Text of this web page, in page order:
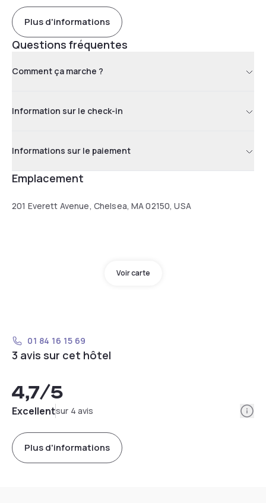
Plus d'informations
Questions fréquentes
Comment ça marche ?
Information sur le check-in
Informations sur le paiement
Emplacement
201 Everett Avenue, Chelsea, MA 02150, USA
Voir carte
01 84 16 15 69
3 avis sur cet hôtel
4,7/5
Excellentsur 4 avis
Plus d'informations